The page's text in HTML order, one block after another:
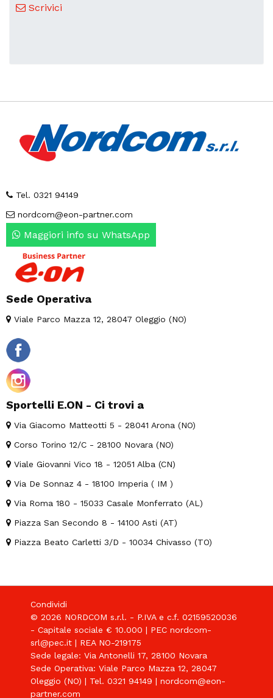
Scrivici
Tel. 0321 94149
nordcom@eon-partner.com
Maggiori info su WhatsApp
Sede Operativa
Viale Parco Mazza 12, 28047 Oleggio (NO)
Sportelli E.ON - Ci trovi a
Via Giacomo Matteotti 5 - 28041 Arona (NO)
Corso Torino 12/C - 28100 Novara (NO)
Viale Giovanni Vico 18 - 12051 Alba (CN)
Via De Sonnaz 4 - 18100 Imperia ( IM )
Via Roma 180 - 15033 Casale Monferrato (AL)
Piazza San Secondo 8 - 14100 Asti (AT)
Piazza Beato Carletti 3/D - 10034 Chivasso (TO)
Condividi
© 2026 NORDCOM s.r.l. - P.IVA e c.f. 02159520036
- Capitale sociale € 10.000 | PEC nordcom-
srl@pec.it | REA NO-219175
Sede legale: Via Antonelli 17, 28100 Novara
Sede Operativa: Viale Parco Mazza 12, 28047
Oleggio (NO) | Tel. 0321 94149 | nordcom@eon-
partner.com